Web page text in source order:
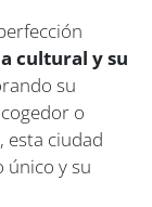
cultural y su
su
o
esta ciudad
único y su